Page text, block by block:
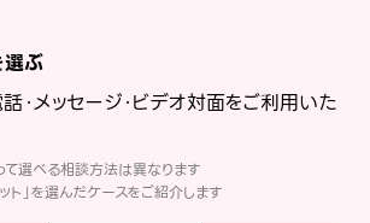
ぶ
話・メッセージ・ビデオ対面をご利用いた
選べる相談方法は異なります
ト」を選んだケースをご紹介します